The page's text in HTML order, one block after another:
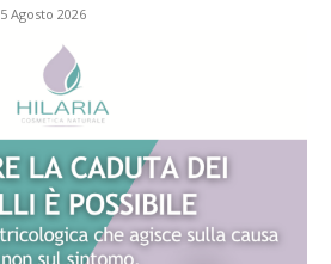
5 Agosto 2026